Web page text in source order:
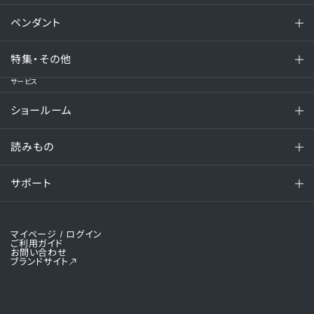
ペンダント
特集・その他
サービス
ショールーム
読みもの
サポート
マイページ / ログイン
ご利用ガイド
お問い合わせ
ブランドサイト